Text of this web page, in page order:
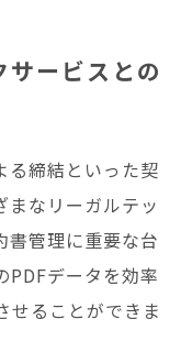
ービスとの
る締結といった契
なリーガルテッ
書管理に重要な台
PDFデータを効率
せることができま